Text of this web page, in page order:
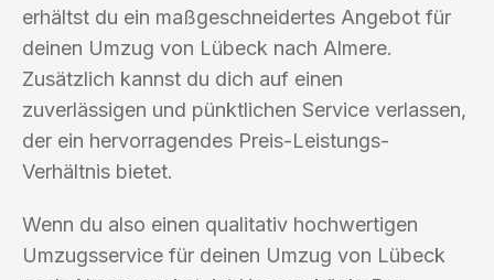
erhältst du ein maßgeschneidertes Angebot für
deinen Umzug von Lübeck nach Almere.
Zusätzlich kannst du dich auf einen
zuverlässigen und pünktlichen Service verlassen,
der ein hervorragendes Preis-Leistungs-
Verhältnis bietet.
Wenn du also einen qualitativ hochwertigen
Umzugsservice für deinen Umzug von Lübeck